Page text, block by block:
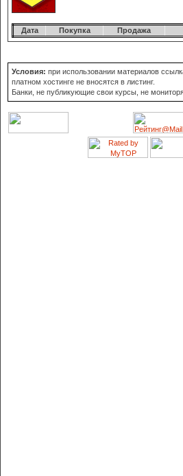
Дата Покупка Продажа
Условия: при использовании материалов
платном хостинге не вносятся в листинг.
Банки, не публикующие свои курсы, не